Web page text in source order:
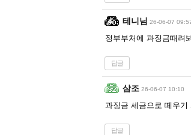
테니님 26-06-07
정부부처에 과징금때려
답글
삼조 26-06-07 10:10
과징금 세금으로 떼우기
답글